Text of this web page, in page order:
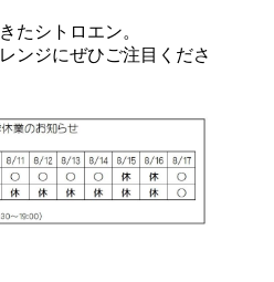
たシトロエン。
ンジにぜひご注目くださ